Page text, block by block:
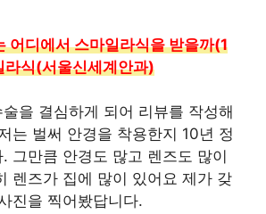
어디에서 스마일라식을 받을까(1
라식(서울신세계안과)
을 결심하게 되어 리뷰를 작성해
는 벌써 안경을 착용한지 10년 정
그만큼 안경도 많고 렌즈도 많이
렌즈가 집에 많이 있어요 제가 갖
진을 찍어봤답니다.